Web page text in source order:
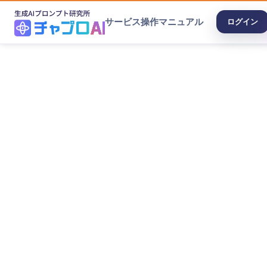
サービス操作マニュアル ログイン